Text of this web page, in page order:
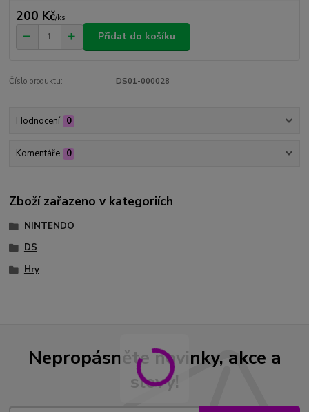
200 Kč/ks
Přidat do košíku
Číslo produktu: DS01-000028
Hodnocení 0
Komentáře 0
Zboží zařazeno v kategoriích
NINTENDO
DS
Hry
Nepropásněte novinky, akce a
slevy!